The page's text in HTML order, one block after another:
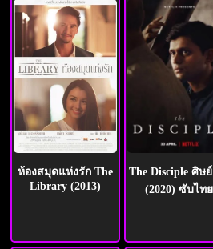
ห้องสมุดแห่งรัก The
Library (2013)
The Disciple ศิษย์
(2020) ซับไทย